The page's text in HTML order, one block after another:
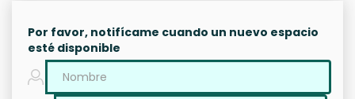
Por favor, notifícame cuando un nuevo espacio
esté disponible